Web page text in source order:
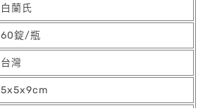
白蘭氏
60錠/瓶
台灣
5x5x9cm